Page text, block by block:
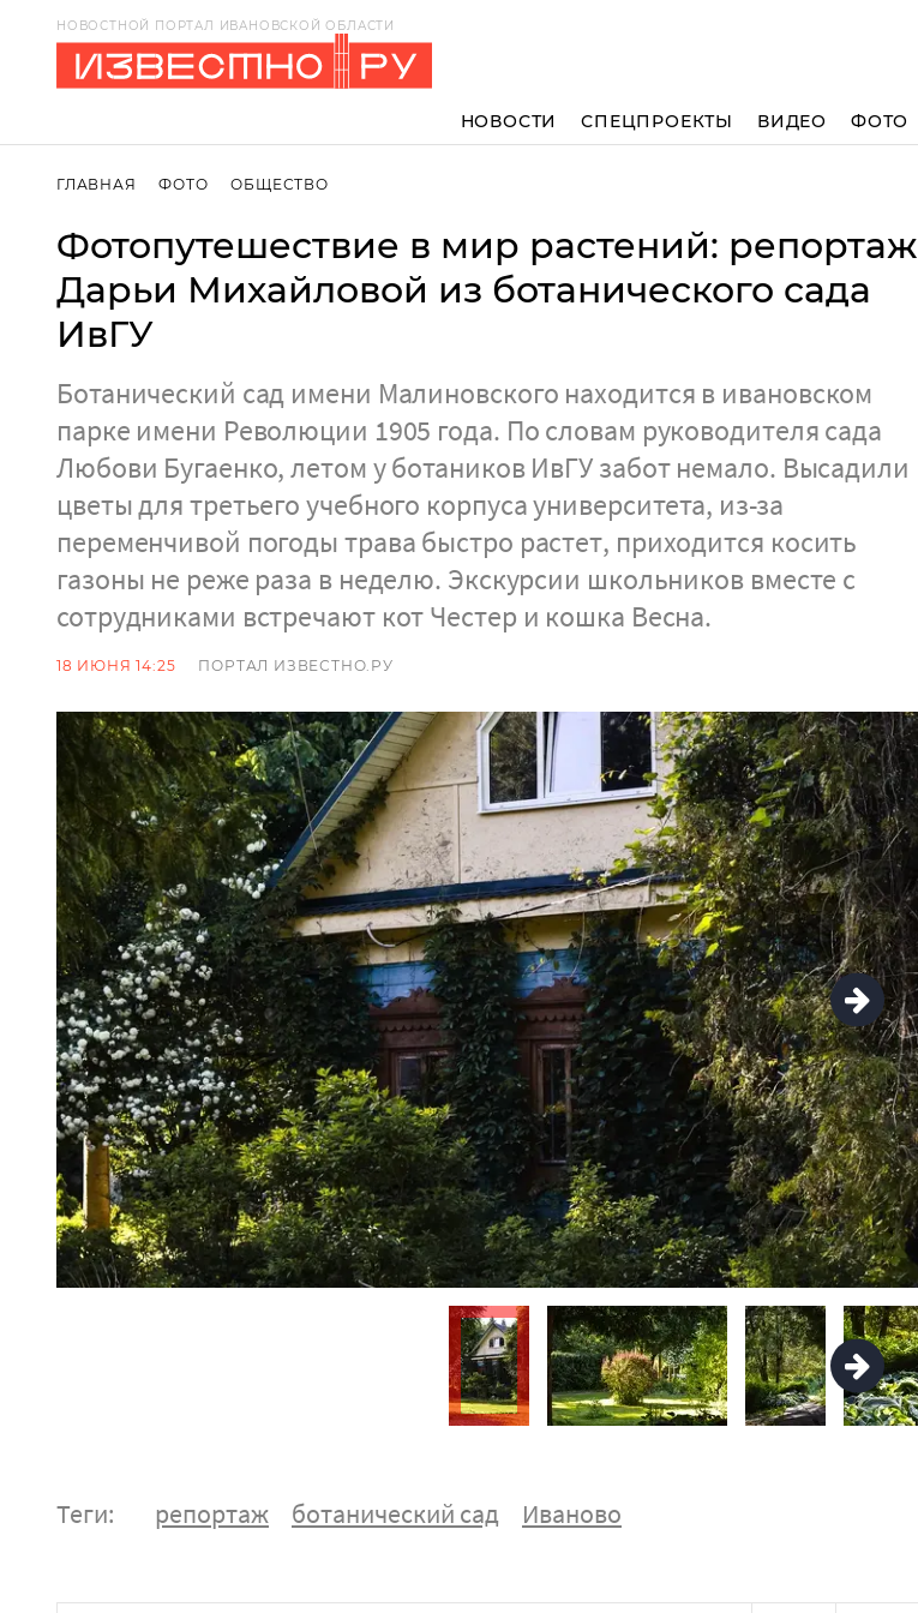
НОВОСТНОЙ ПОРТАЛ ИВАНОВСКОЙ ОБЛАСТИ
НОВОСТИ СПЕЦПРОЕКТЫ ВИДЕО ФОТО
ГЛАВНАЯ ФОТО ОБЩЕСТВО
Фотопутешествие в мир растений: репортаж
Дарьи Михайловой из ботанического сада
ИвГУ
Ботанический сад имени Малиновского находится в ивановском
парке имени Революции 1905 года. По словам руководителя сада
Любови Бугаенко, летом у ботаников ИвГУ забот немало. Высадили
цветы для третьего учебного корпуса университета, из-за
переменчивой погоды трава быстро растет, приходится косить
газоны не реже раза в неделю. Экскурсии школьников вместе с
сотрудниками встречают кот Честер и кошка Весна.
18 ИЮНЯ 14:25 ПОРТАЛ ИЗВЕСТНО.РУ
Теги: репортаж ботанический сад Иваново